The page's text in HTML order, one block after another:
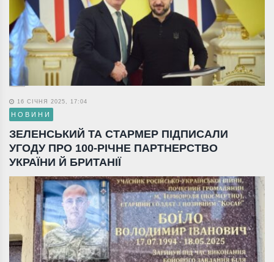
16 СІЧНЯ 2025, 17:04
НОВИНИ
ЗЕЛЕНСЬКИЙ ТА СТАРМЕР ПІДПИСАЛИ
УГОДУ ПРО 100-РІЧНЕ ПАРТНЕРСТВО
УКРАЇНИ Й БРИТАНІЇ